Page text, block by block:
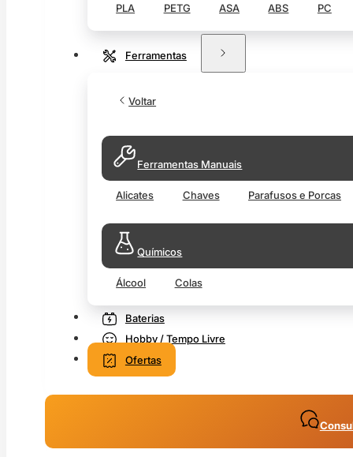
PLA PETG ASA ABS PC
Ferramentas
Voltar
Ferramentas Manuais
Alicates Chaves Parafusos e Porcas
Químicos
Álcool Colas
Baterias
Hobby / Tempo Livre
Ofertas